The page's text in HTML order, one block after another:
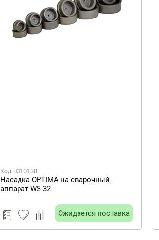
Код: 10138
Насадка OPTIMA на сварочный
аппарат WS-32
Ожидается поставка